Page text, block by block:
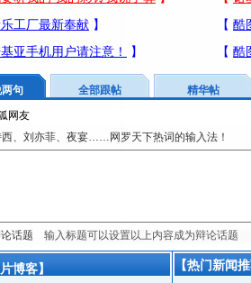
句 全部跟帖
精华帖
、刘亦菲、夜宴……网罗天下热词的输入法！
话题
博客】 【热门新闻